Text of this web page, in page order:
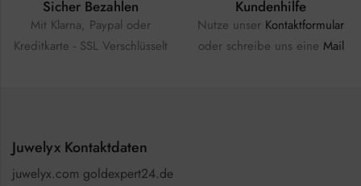
Sicher Bezahlen
Mit Klarna, Paypal oder
Kreditkarte - SSL Verschlüsselt
Kundenhilfe
Nutze unser Kontaktformular
oder schreibe uns eine Mail
Juwelyx Kontaktdaten
juwelyx.com goldexpert24.de